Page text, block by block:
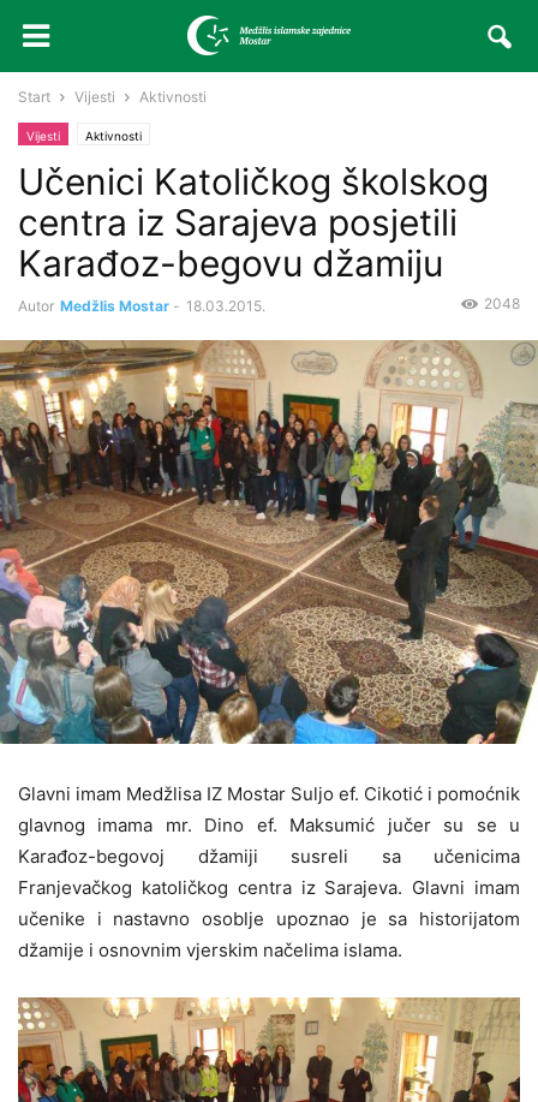
Start Vijesti Aktivnosti
Vijesti Aktivnosti
Učenici Katoličkog školskog
centra iz Sarajeva posjetili
Karađoz-begovu džamiju
Autor Medžlis Mostar - 18.03.2015. 2048
Glavni imam Medžlisa IZ Mostar Suljo ef. Cikotić i pomoćnik
glavnog imama mr. Dino ef. Maksumić jučer su se u
Karađoz-begovoj džamiji susreli sa učenicima
Franjevačkog katoličkog centra iz Sarajeva. Glavni imam
učenike i nastavno osoblje upoznao je sa historijatom
džamije i osnovnim vjerskim načelima islama.